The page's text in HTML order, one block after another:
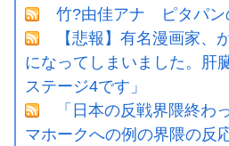
竹?由佳アナ ピタパン
【悲報】有名漫画家、
になってしまいました。肝
ステージ4です」
「日本の反戦界隈終わ
マホークへの例の界隈の反